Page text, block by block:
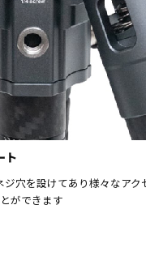
ト
穴を設けてあり様々なアク
ができます